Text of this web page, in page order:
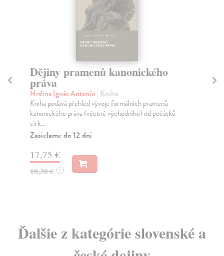
Dějiny pramenů kanonického
práva
Hrdina Ignác Antonín | Kniha
Kniha podává přehled vývoje formálních pramenů
kanonického práva (včetně východního) od počátků
círk...
Zasielame do 12 dní
17,75 €
18,30 € ?
Ďalšie z kategórie slovenské a